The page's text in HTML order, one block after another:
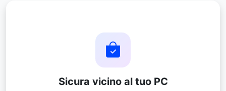
Sicura vicino al tuo PC